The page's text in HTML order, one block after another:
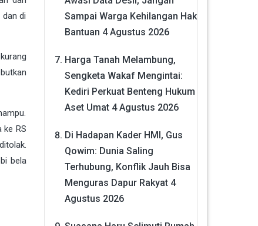
di
ke RS
bela
Sampai Warga Kehilangan Hak
Bantuan 4 Agustus 2026
Harga Tanah Melambung,
Sengketa Wakaf Mengintai:
Kediri Perkuat Benteng Hukum
Aset Umat 4 Agustus 2026
Di Hadapan Kader HMI, Gus
Qowim: Dunia Saling
Terhubung, Konflik Jauh Bisa
Menguras Dapur Rakyat 4
Agustus 2026